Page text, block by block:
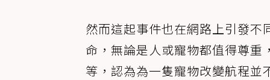
然而這起事件也在網路上引發
命，無論是人或寵物都值得尊
等，認為為一隻寵物改變航程並